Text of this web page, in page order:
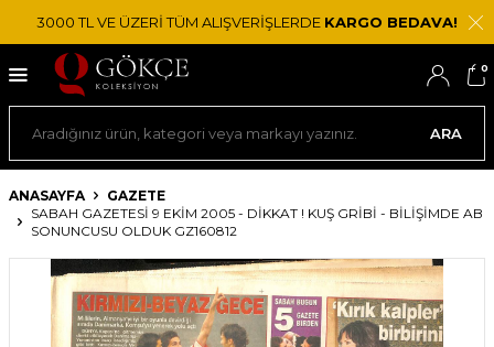
3000 TL VE ÜZERİ TÜM ALIŞVERİŞLERDE KARGO BEDAVA!
ARA
0
ANASAYFA
GAZETE
SABAH GAZETESI 9 EKIM 2005 - DIKKAT ! KUŞ GRIBI - BILIŞIMDE AB
SONUNCUSU OLDUK GZ160812